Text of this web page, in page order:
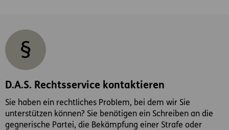
D.A.S. Rechtsservice kontaktieren
Sie haben ein rechtliches Problem, bei dem wir Sie
unterstützen können? Sie benötigen ein Schreiben an die
gegnerische Partei, die Bekämpfung einer Strafe oder